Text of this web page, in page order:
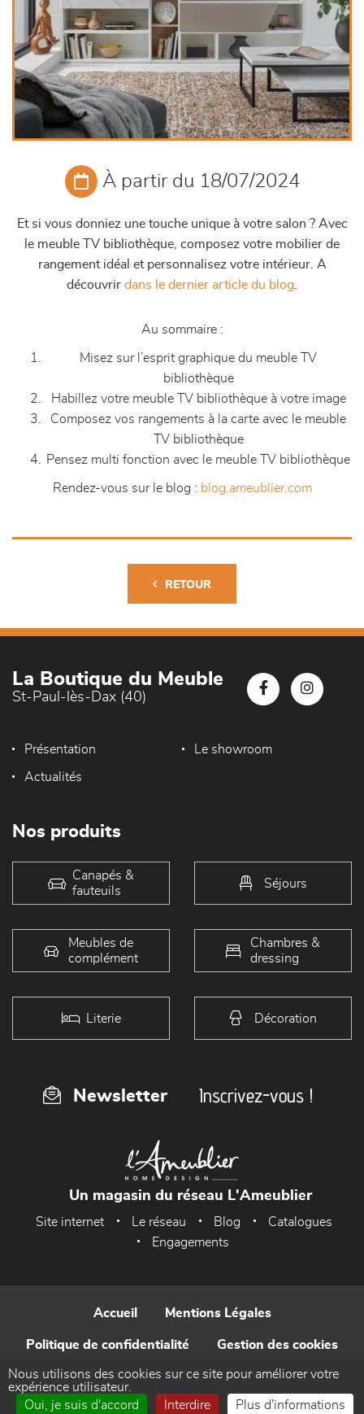
À partir du 18/07/2024
Et si vous donniez une touche unique à votre salon ? Avec
le meuble TV bibliothèque, composez votre mobilier de
rangement idéal et personnalisez votre intérieur. A
découvrir dans le dernier article du blog
Au sommaire :
Misez sur l’esprit graphique du meuble TV
bibliothèque
Habillez votre meuble TV bibliothèque à votre image
Composez vos rangements à la carte avec le meuble
TV bibliothèque
Pensez multi fonction avec le meuble TV bibliothèque
Rendez-vous sur le blog : blog.ameublier.com
RETOUR
La Boutique du Meuble
St-Paul-lès-Dax (40)
Présentation Le showroom
Actualités
Nos produits
Canapés &
fauteuils
Séjours
Meubles de
complément
Chambres &
dressing
Literie Décoration
Newsletter Inscrivez-vous !
Un magasin du réseau L'Ameublier
Site internet Le réseau Blog
Catalogues
Engagements
Accueil Mentions Légales
Politique de confidentialité Gestion des cookies
Contact
Nous utilisons des cookies sur ce site pour améliorer votre
expérience utilisateur.
Oui, je suis d'accord
Interdire Plus d'informations